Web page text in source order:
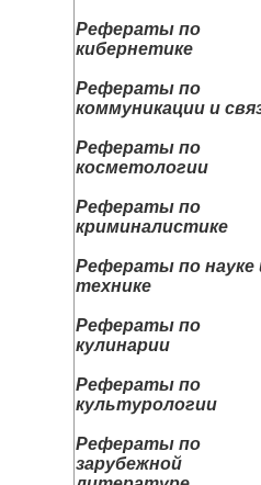
Рефераты по
кибернетике
Рефераты по
коммуникации и
Рефераты по
косметологии
Рефераты по
криминалистике
Рефераты по науке
технике
Рефераты по
кулинарии
Рефераты по
культурологии
Рефераты по
зарубежной